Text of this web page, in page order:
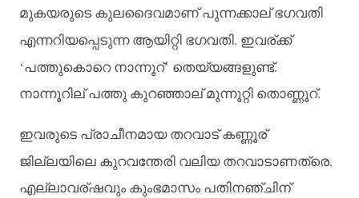
മുകയരുടെ കുലദൈവമാണ് പുന്നക്കാല് ഭഗവതി
എന്നറിയപ്പെടുന്ന ആയിറ്റി ഭഗവതി. ഇവര്ക്ക്
‘പത്തുകൊറെ നാന്നൂറ്’ തെയ്യങ്ങളുണ്ട്.
നാന്നൂറില് പത്തു കുറഞ്ഞാല് മുന്നൂറ്റി തൊണ്ണൂറ്.
ഇവരുടെ പ്രാചീനമായ തറവാട് കണ്ണൂര്
ജില്ലയിലെ കുറവന്തേരി വലിയ തറവാടാണത്രെ.
എല്ലാവര്ഷവും കുംഭമാസം പതിനഞ്ചിന്